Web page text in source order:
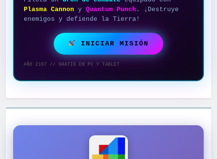
Plasma Cannon y Quantum Punch . ¡Destruye
enemigos y defiende la Tierra!
INICIAR MISIÓN
AÑO 2187 // GRATIS EN PC Y TABLET